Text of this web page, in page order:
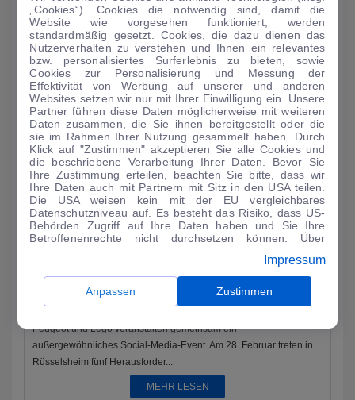
Premieren
Als einer der wenigen Autohersteller ist Dacia in der kommenden
Woche auf dem Auto-Salon in Genf vertreten. Auf einem 900
Quadratmeter groß...
MEHR LESEN
AUTO-MEDIENPORTAL: Kampf der Klötzchen-Bauer
Peugeot und Lego veranstalten gemeinsam ein
außergewöhnliches Social-Media-Event. Am 28. Februar treten in
Rüsselsheim fünf Herausforder...
MEHR LESEN
„Cookies“). Cookies die notwendig sind, damit die
Website wie vorgesehen funktioniert, werden
standardmäßig gesetzt. Cookies, die dazu dienen das
Nutzerverhalten zu verstehen und Ihnen ein relevantes
bzw. personalisiertes Surferlebnis zu bieten, sowie
Cookies zur Personalisierung und Messung der
Effektivität von Werbung auf unserer und anderen
Websites setzen wir nur mit Ihrer Einwilligung ein. Unsere
Partner führen diese Daten möglicherweise mit weiteren
Daten zusammen, die Sie ihnen bereitgestellt oder die
sie im Rahmen Ihrer Nutzung gesammelt haben. Durch
Klick auf "Zustimmen" akzeptieren Sie alle Cookies und
die beschriebene Verarbeitung Ihrer Daten. Bevor Sie
Ihre Zustimmung erteilen, beachten Sie bitte, dass wir
Ihre Daten auch mit Partnern mit Sitz in den USA teilen.
Die USA weisen kein mit der EU vergleichbares
Datenschutzniveau auf. Es besteht das Risiko, dass US-
Behörden Zugriff auf Ihre Daten haben und Sie Ihre
Betroffenenrechte nicht durchsetzen können. Über
anpassen. Dies ist auch später jederzeit im Bereich
Cookie-Richtliniemöglich. Weitere Informationen finden
Sie in unsererDatenschutzerklärung .
Impressum
Anpassen Zustimmen